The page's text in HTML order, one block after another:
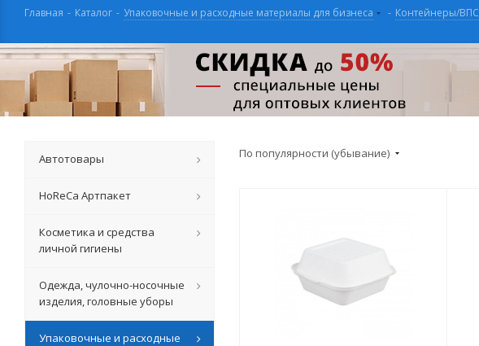
Главная - Каталог - Упаковочные и расходные материалы для бизнеса - Контейнеры/ВПС
По популярности (убывание)
Автотовары
HoReCa Артпакет
Косметика и средства
личной гигиены
Одежда, чулочно-носочные
изделия, головные уборы
Упаковочные и расходные